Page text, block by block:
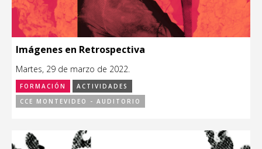
Imágenes en Retrospectiva
Martes, 29 de marzo de 2022.
FORMACIÓN
ACTIVIDADES
CCE MONTEVIDEO - AUDITORIO